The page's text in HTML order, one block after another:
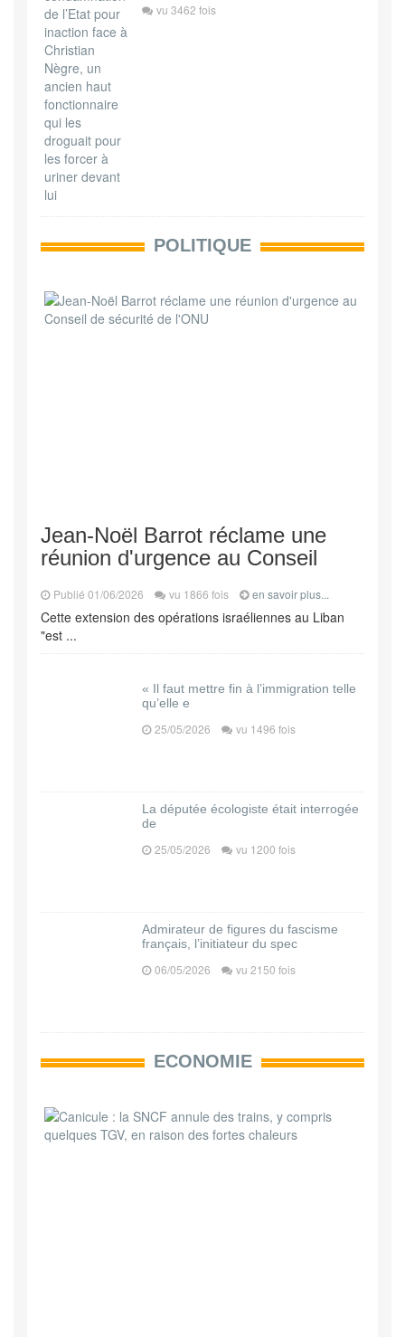
vu 3462 fois
POLITIQUE
Jean-Noël Barrot réclame une
réunion d'urgence au Conseil
Publié 01/06/2026 vu 1866 fois en savoir plus...
Cette extension des opérations israéliennes au Liban
"est ...
« Il faut mettre fin à l’immigration telle
qu’elle e
25/05/2026 vu 1496 fois
La députée écologiste était interrogée
de
25/05/2026 vu 1200 fois
Admirateur de figures du fascisme
français, l’initiateur du spec
06/05/2026 vu 2150 fois
ECONOMIE